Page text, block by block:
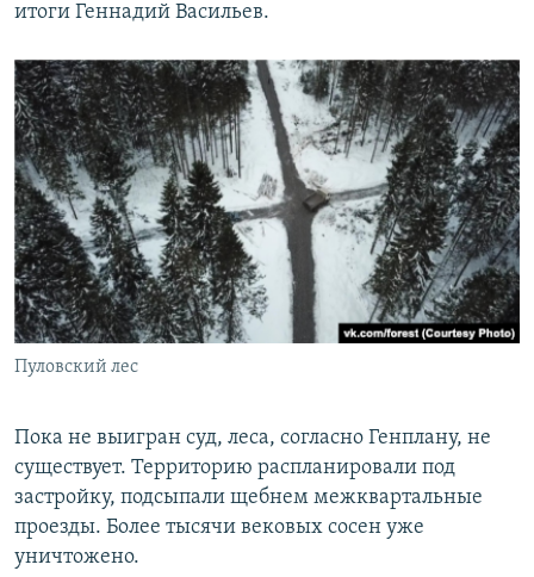
итоги Геннадий Васильев.
Пуловский лес
Пока не выигран суд, леса, согласно Генплану, не
существует. Территорию распланировали под
застройку, подсыпали щебнем межквартальные
проезды. Более тысячи вековых сосен уже
уничтожено.